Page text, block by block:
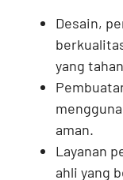
Desain,
yang
aman.
Layanan
ahli yang